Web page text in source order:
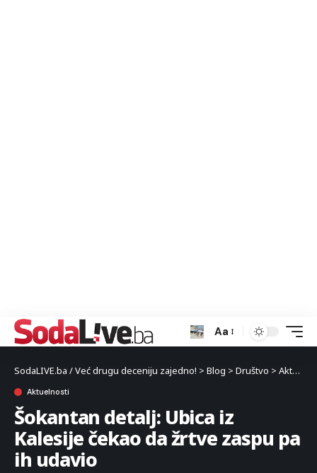
Aa
SodaLIVE.ba / Već drugu deceniju zajedno! > Blog > Društvo > Aktuelnosti
Aktuelnosti
Šokantan detalj: Ubica iz
Kalesije čekao da žrtve zaspu pa
ih udavio